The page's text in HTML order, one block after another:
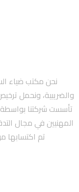
نحن مكتب ضياء
تأسست شركتنا بواسطة
المهنيين في مجال
تم اكتسابها